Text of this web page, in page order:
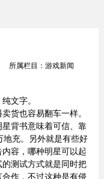
属栏目： 游戏新闻
文字。
货也容易翻车一样。
背书意味着可信、靠
地充。另外就是有些好
容，哪种明星可以起
测试方式就是同时把
作，不过这种是有侵